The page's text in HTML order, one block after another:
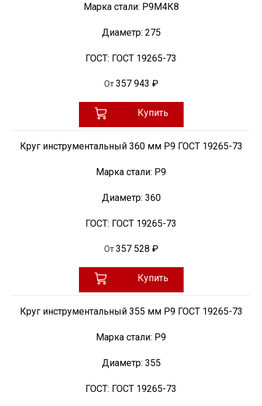
Марка стали: Р9М4К8
Диаметр: 275
ГОСТ: ГОСТ 19265-73
От 357 943 ₽
Купить
Круг инструментальный 360 мм Р9 ГОСТ 19265-73
Марка стали: Р9
Диаметр: 360
ГОСТ: ГОСТ 19265-73
От 357 528 ₽
Купить
Круг инструментальный 355 мм Р9 ГОСТ 19265-73
Марка стали: Р9
Диаметр: 355
ГОСТ: ГОСТ 19265-73